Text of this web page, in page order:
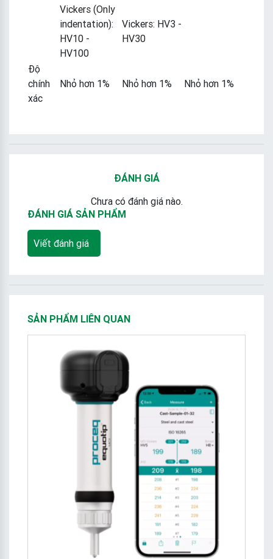
Vickers (Only
indentation):
HV10 -
HV100
Vickers: HV3 -
HV30
Độ
chính
xác
Nhỏ hơn 1% Nhỏ hơn 1% Nhỏ hơn 1%
ĐÁNH GIÁ
Chưa có đánh giá nào.
ĐÁNH GIÁ SẢN PHẨM
Viết đánh giá
SẢN PHẨM LIÊN QUAN